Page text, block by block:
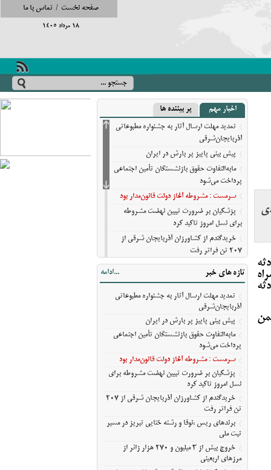
صفحه نخست / تماس با ما
18 مرداد 1405
اخبار مهم پر بیننده ها
تمدید مهلت ارسال آثار به جشنواره مطبوعاتی
آذربایجان‌شرقی
پیش‌ بینی پاییز پر بارش در ایران
مابه‌التفاوت حقوق بازنشستگان تأمین اجتماعی
پرداخت می‌شود
سرمست : مشروطه آغاز دولت قانون‌مدار بود
پزشکیان بر ضرورت تبیین نهضت مشروطه
برای نسل امروز تاکید کرد
خریدگندم از کشاورزان آذربایجان شرقی از
207 تن فراتر رفت
برندهای ریس ،‌نوقا و رشته ختایی تبریز در
مسیر ثبت ملی
خروج بیش از ۳ میلیون و ۲۷۰ هزار زائر از
مرزهای اربعینی
تهران کوتاه نیامد، واشنگتن عقب نشست؛
روایت نیویورک‌تایمز از فرسایش گزینه‌های
آمریکا
مراسم عزاداری اربعین حسینی در کربلای
معلی/تصویری
تازه های خبر ...ادامه
تمدید مهلت ارسال آثار به جشنواره مطبوعاتی
آذربایجان‌شرقی
پیش‌ بینی پاییز پر بارش در ایران
مابه‌التفاوت حقوق بازنشستگان تأمین اجتماعی
پرداخت می‌شود
سرمست : مشروطه آغاز دولت قانون‌مدار بود
پزشکیان بر ضرورت تبیین نهضت مشروطه برای
نسل امروز تاکید کرد
خریدگندم از کشاورزان آذربایجان شرقی از 207
تن فراتر رفت
برندهای ریس ،‌نوقا و رشته ختایی تبریز در مسیر
ثبت ملی
خروج بیش از ۳ میلیون و ۲۷۰ هزار زائر از
مرزهای اربعینی